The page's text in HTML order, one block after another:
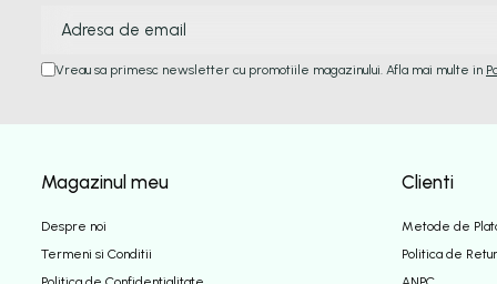
Vreau sa primesc newsletter cu promotiile magazinului. Afla mai multe in
Magazinul meu
Despre noi
Termeni si Conditii
Clienti
Metode de
Politica de Retur